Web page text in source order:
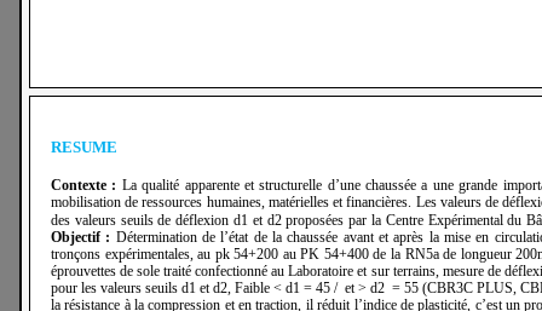
RESUME
Contexte : La qualité apparente et structurelle d’une chaussée a une grande
mobilisation de ressources humaines, matérielles et financières. Les valeurs de
des valeurs seuils de déflexion d1 et d2 proposées par la Centre Expérimental du
Objectif : Détermination de l’état de la chaussée avant et après la mise en
tronçons expérimentales, au pk 54+200 au PK 54+400 de la RN5a de longueur
éprouvettes de sole traité confectionné au Laboratoire et sur terrains, mesure de
pour les valeurs seuils d1 et d2, Faible < d1 = 45 / et > d2 = 55 (CBR3C PLUS,
la résistance à la compression et en traction, il réduit l’indice de plasticité, c’est un